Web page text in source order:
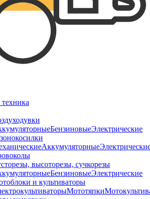
БензиновыеЭлектрические
Аккумуляторные
высоторезы, сучкорезы
БензиновыеЭлектрические
и культиваторы
Мототяпки